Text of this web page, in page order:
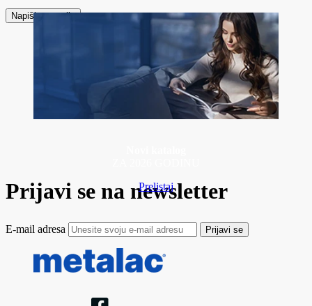
Napiši recenziju
Prelistaj
Prijavi se na newsletter
E-mail adresa Prijavi se